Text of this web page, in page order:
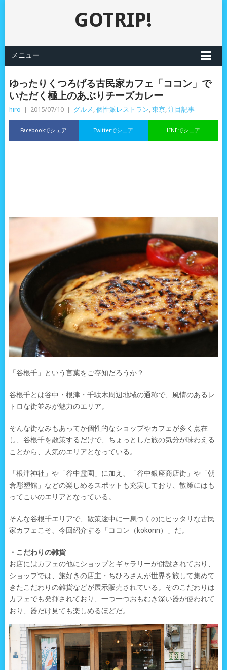
GOTRIP!
メニュー
ゆったりくつろげる古民家カフェ「ココン」で
いただく極上のあぶりチーズカレー
hiro 2015/07/10 グルメ , 個性派レストラン, 東京, 注目記事
Facebookでシェア LINEでシェア
Twitterでシェア
「谷根千」という言葉をご存知だろうか？
谷根千とは谷中・根津・千駄木周辺地域の通称で、風情のあるレ
トロな街並みが魅力のエリア。
そんな街なみもあってか個性的なショップやカフェが多く点在
し、谷根千を散策するだけで、ちょっとした旅の気分が味わえる
ことから、人気のエリアとなっている。
「根津神社」や「谷中霊園」に加え、「谷中銀座商店街」や「朝
倉彫塑館」などの楽しめるスポットも充実しており、散策にはも
ってこいのエリアとなっている。
そんな谷根千エリアで、散策途中に一息つくのにピッタリな古民
家カフェこそ、今回紹介する「ココン（kokonn）」だ。
・こだわりの雑貨
お店にはカフェの他にショップとギャラリーが併設されており、
ショップでは、旅好きの店主・ちひろさんが世界を旅して集めて
きたこだわりの雑貨などが展示販売されている。そのこだわりは
カフェでも発揮されており、一つ一つおもむき深い器が使われて
おり、器だけ見ても楽しめるほどだ。